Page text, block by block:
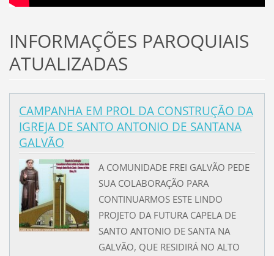
INFORMAÇÕES PAROQUIAIS
ATUALIZADAS
CAMPANHA EM PROL DA CONSTRUÇÃO DA
IGREJA DE SANTO ANTONIO DE SANTANA
GALVÃO
A COMUNIDADE FREI GALVÃO PEDE
SUA COLABORAÇÃO PARA
CONTINUARMOS ESTE LINDO
PROJETO DA FUTURA CAPELA DE
SANTO ANTONIO DE SANTA NA
GALVÃO, QUE RESIDIRÁ NO ALTO